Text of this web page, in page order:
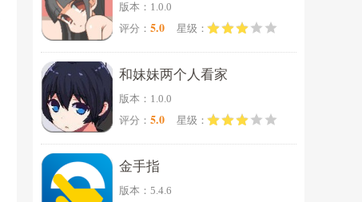
版本：1.0.0
评分： 5.0 星级：
和妹妹两个人看家
版本：1.0.0
评分： 5.0 星级：
金手指
版本：5.4.6